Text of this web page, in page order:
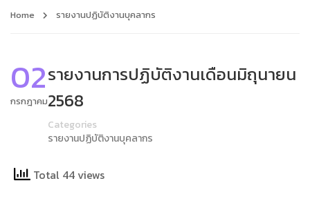
Home รายงานปฏิบัติงานบุคลากร
02
กรกฎาคม
รายงานการปฏิบัติงานเดือนมิถุนายน
2568
Categories
รายงานปฏิบัติงานบุคลากร
Total 44 views